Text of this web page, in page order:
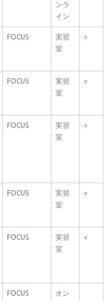
ンラ
イン
FOCUS
実習
室
○
FOCUS
実習
室
○
FOCUS
実習
室
○
FOCUS
実習
室
○
FOCUS
実習
室
○
FOCUS オン